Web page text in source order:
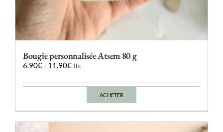
Bougie personnalisée Atsem 80 g
6.90€- 11.90€ ttc
ACHETER
Ce